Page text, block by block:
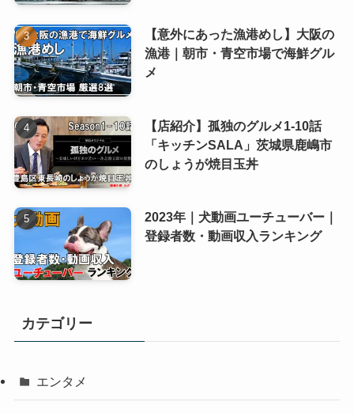
【意外にあった漁港めし】大阪の
漁港｜朝市・青空市場で海鮮グル
メ
【店紹介】孤独のグルメ1-10話
「キッチンSALA」茨城県鹿嶋市
のしょうが焼目玉丼
2023年｜犬動画ユーチューバー｜
登録者数・動画収入ランキング
カテゴリー
エンタメ